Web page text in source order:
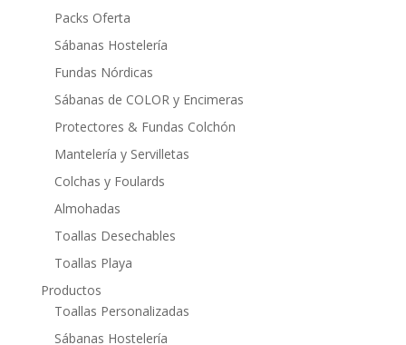
Packs Oferta
Sábanas Hostelería
Fundas Nórdicas
Sábanas de COLOR y Encimeras
Protectores & Fundas Colchón
Mantelería y Servilletas
Colchas y Foulards
Almohadas
Toallas Desechables
Toallas Playa
Productos
Toallas Personalizadas
Sábanas Hostelería